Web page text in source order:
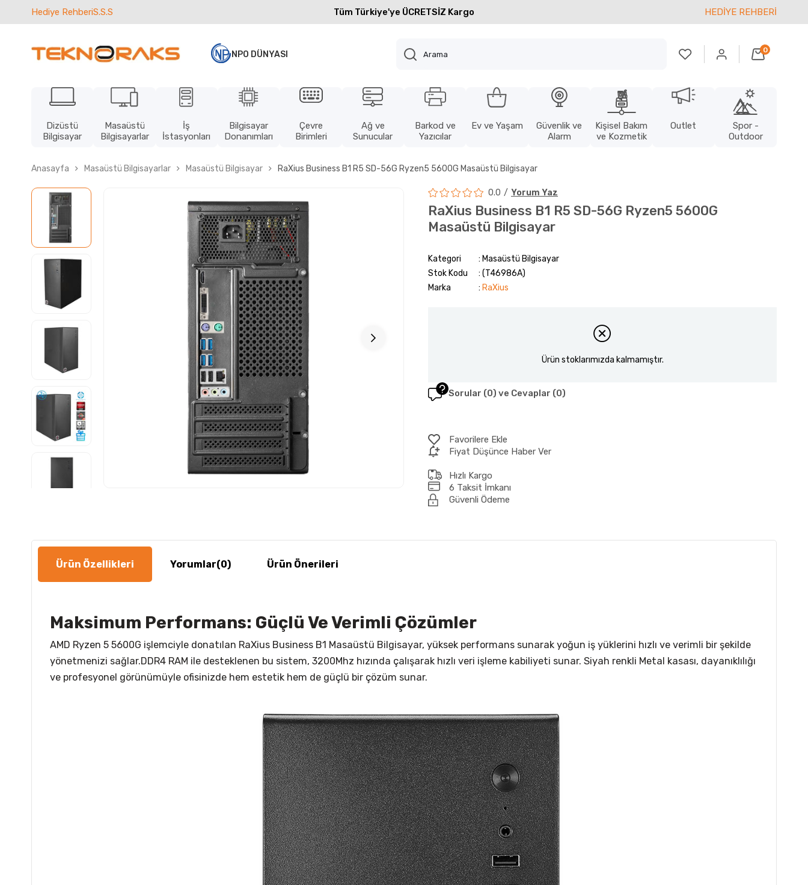
Hediye RehberiS.S.S Tüm Türkiye'ye ÜCRETSİZ Kargo HEDİYE REHBERİ
NPO DÜNYASI 0
Dizüstü
Bilgisayar
Masaüstü
Bilgisayarlar
İş
İstasyonları
Bilgisayar
Donanımları
Çevre
Birimleri
Ağ ve
Sunucular
Barkod ve
Yazıcılar
Ev ve Yaşam
Güvenlik ve
Alarm
Kişisel Bakım
ve Kozmetik
Outlet
Spor -
Outdoor
Anasayfa Masaüstü Bilgisayarlar Masaüstü Bilgisayar RaXius Business B1 R5 SD-56G Ryzen5 5600G Masaüstü Bilgisayar
0.0 Yorum Yaz
RaXius Business B1 R5 SD-56G Ryzen5 5600G
Masaüstü Bilgisayar
Kategori
Masaüstü Bilgisayar
Stok Kodu
(T46986A)
Marka
: RaXius
Ürün stoklarımızda kalmamıştır.
Sorular (0) ve Cevaplar (0)
Favorilere Ekle
Fiyat Düşünce Haber Ver
Hızlı Kargo
6 Taksit İmkanı
Güvenli Ödeme
Ürün Özellikleri Yorumlar(0) Ürün Önerileri
Maksimum Performans: Güçlü Ve Verimli Çözümler
AMD Ryzen 5 5600G işlemciyle donatılan RaXius Business B1 Masaüstü Bilgisayar, yüksek performans sunarak yoğun iş yüklerini hızlı ve verimli bir şekilde
yönetmenizi sağlar.DDR4 RAM ile desteklenen bu sistem, 3200Mhz hızında çalışarak hızlı veri işleme kabiliyeti sunar. Siyah renkli Metal kasası, dayanıklılığı
ve profesyonel görünümüyle ofisinizde hem estetik hem de güçlü bir çözüm sunar.